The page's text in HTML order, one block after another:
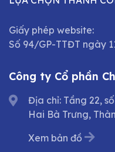
Giấy phép website:
Số 94/GP-TTĐT ngày
Công ty Cổ phần
Địa chỉ: Tầng 22,
Hai Bà Trưng,
Xem bản đồ